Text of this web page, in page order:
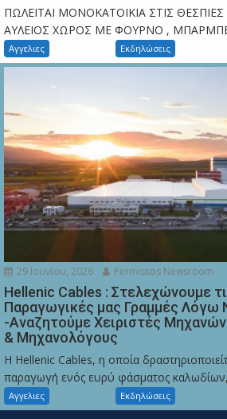
ΠΩΛΕΙΤΑΙ ΜΟΝΟΚΑΤΟΙΚΙΑ ΣΤΙΣ
ΑΥΛΕΙΟΣ ΧΩΡΟΣ ΜΕ ΦΟΥΡΝΟ ,
Αγγελιες Εκδηλώσεις
29 Ιουνίου, 2026 Permissos Newsroom
Hellenic Cables : Στελεχώνουμε
Παραγωγικές μας Γραμμές
-Αναζητούμε Χειριστές
& Μηχανολόγους
Η Hellenic Cables, η οποία
παραγωγή ενός ευρύ φάσματος
Αγγελιες Εκδηλώσεις